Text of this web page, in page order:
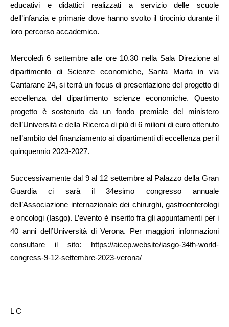
educativi e didattici realizzati a servizio delle scuole
dell’infanzia e primarie dove hanno svolto il tirocinio durante il
loro percorso accademico.
Mercoledì 6 settembre alle ore 10.30 nella Sala Direzione al
dipartimento di Scienze economiche, Santa Marta in via
Cantarane 24, si terrà un focus di presentazione del progetto di
eccellenza del dipartimento scienze economiche. Questo
progetto è sostenuto da un fondo premiale del ministero
dell’Università e della Ricerca di più di 6 milioni di euro ottenuto
nell’ambito del finanziamento ai dipartimenti di eccellenza per il
quinquennio 2023-2027.
Successivamente dal 9 al 12 settembre al Palazzo della Gran
Guardia ci sarà il 34esimo congresso annuale
dell’Associazione internazionale dei chirurghi, gastroenterologi
e oncologi (Iasgo). L’evento è inserito fra gli appuntamenti per i
40 anni dell’Università di Verona. Per maggiori informazioni
consultare il sito: https://aicep.website/iasgo-34th-world-
congress-9-12-settembre-2023-verona/
L C